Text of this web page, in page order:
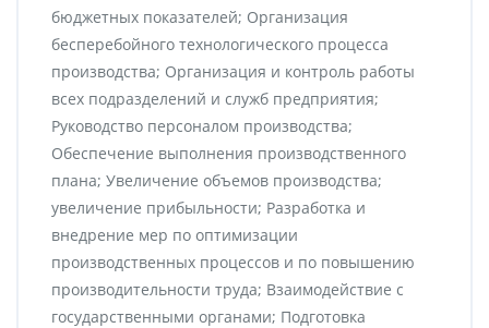
бюджетных показателей; Организация
бесперебойного технологического процесса
производства; Организация и контроль работы
всех подразделений и служб предприятия;
Руководство персоналом производства;
Обеспечение выполнения производственного
плана; Увеличение объемов производства;
увеличение прибыльности; Разработка и
внедрение мер по оптимизации
производственных процессов и по повышению
производительности труда; Взаимодействие с
государственными органами; Подготовка